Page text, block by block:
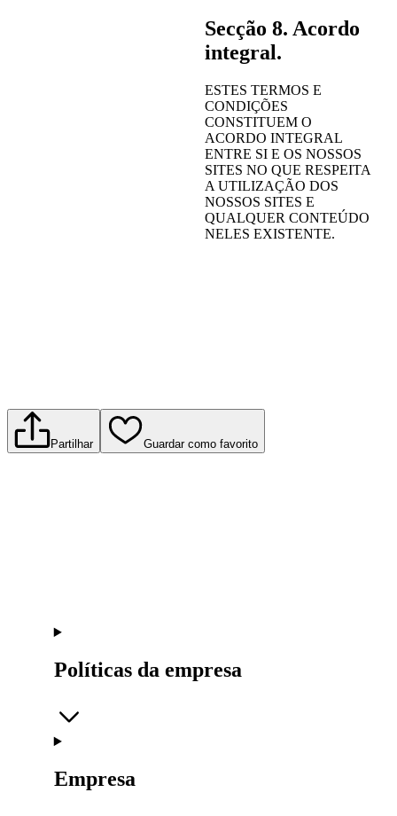
Secção 8. Acordo
integral.
ESTES TERMOS E
CONDIÇÕES
CONSTITUEM O
ACORDO INTEGRAL
ENTRE SI E OS NOSSOS
SITES NO QUE RESPEITA
A UTILIZAÇÃO DOS
NOSSOS SITES E
QUALQUER CONTEÚDO
NELES EXISTENTE.
Partilhar Guardar como favorito
Políticas da empresa
Empresa